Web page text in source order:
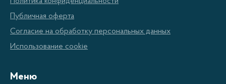
Особенности
Отличное качество
Красивый дизайн
Публичная оферта
Согласие на обработку персональных данных
Использование cookie
Меню